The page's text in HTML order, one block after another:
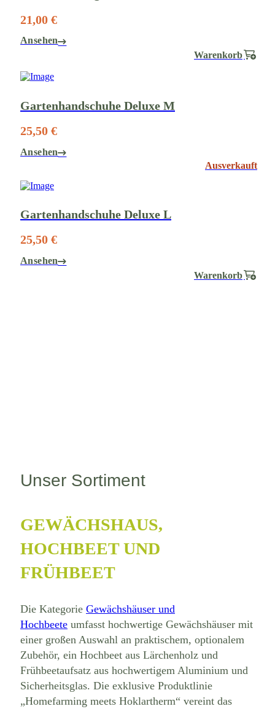
21,00 €
Ansehen
Warenkorb
Gartenhandschuhe Deluxe M
25,50 €
Ansehen
Ausverkauft
Gartenhandschuhe Deluxe L
25,50 €
Ansehen
Warenkorb
Unser Sortiment
GEWÄCHSHAUS,
HOCHBEET UND
FRÜHBEET
Die Kategorie Gewächshäuser und
Hochbeete umfasst hochwertige Gewächshäuser mit
einer großen Auswahl an praktischem, optionalem
Zubehör, ein Hochbeet aus Lärchenholz und
Frühbeetaufsatz aus hochwertigem Aluminium und
Sicherheitsglas. Die exklusive Produktlinie
„Homefarming meets Hoklartherm“ vereint das